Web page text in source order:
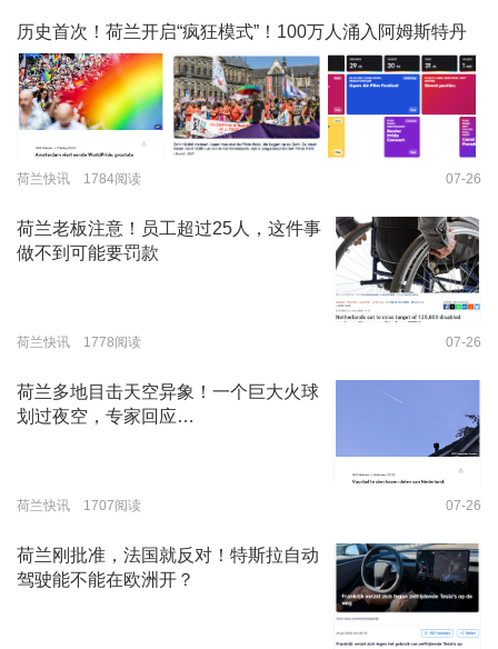
历史首次！荷兰开启“疯狂模式”！100万人涌入阿姆斯特丹
荷兰快讯 1784阅读 07-26
荷兰老板注意！员工超过25人，这件事
做不到可能要罚款
荷兰快讯 1778阅读 07-26
荷兰多地目击天空异象！一个巨大火球
划过夜空，专家回应…
荷兰快讯 1707阅读 07-26
荷兰刚批准，法国就反对！特斯拉自动
驾驶能不能在欧洲开？